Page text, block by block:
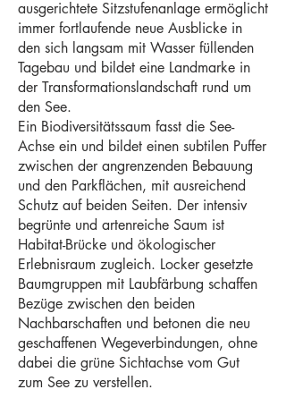
ausgerichtete Sitzstufenanlage ermöglicht
immer fortlaufende neue Ausblicke in
den sich langsam mit Wasser füllenden
Tagebau und bildet eine Landmarke in
der Transformationslandschaft rund um
den See.
Ein Biodiversitätssaum fasst die See-
Achse ein und bildet einen subtilen Puffer
zwischen der angrenzenden Bebauung
und den Parkflächen, mit ausreichend
Schutz auf beiden Seiten. Der intensiv
begrünte und artenreiche Saum ist
Habitat-Brücke und ökologischer
Erlebnisraum zugleich. Locker gesetzte
Baumgruppen mit Laubfärbung schaffen
Bezüge zwischen den beiden
Nachbarschaften und betonen die neu
geschaffenen Wegeverbindungen, ohne
dabei die grüne Sichtachse vom Gut
zum See zu verstellen.